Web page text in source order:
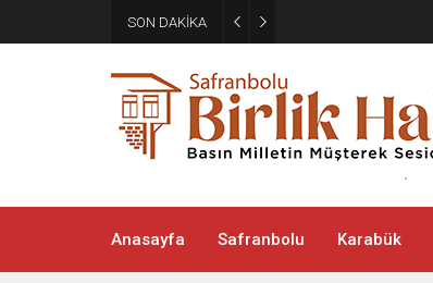
SON DAKİKA
Anasayfa Safranbolu Karabük